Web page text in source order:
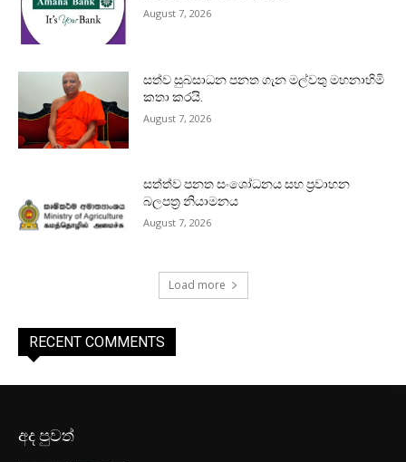
August 7, 2026
සත්ව සුබසාධන පනත ගැන මල්වතු මහනාහිමි
කතා කරයි.
August 7, 2026
සත්ත්ව පනත සංශෝධනය සහ ප්‍රවාහන
බලපත්‍ර නියාමනය
August 7, 2026
Load more
RECENT COMMENTS
අද පුවත්